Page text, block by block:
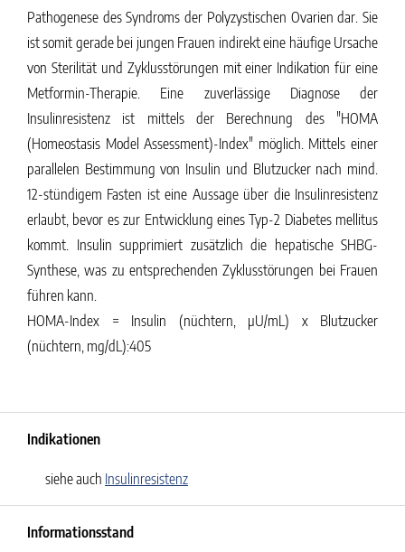
Pathogenese des Syndroms der Polyzystischen Ovarien dar. Sie
ist somit gerade bei jungen Frauen indirekt eine häufige Ursache
von Sterilität und Zyklusstörungen mit einer Indikation für eine
Metformin-Therapie. Eine zuverlässige Diagnose der
Insulinresistenz ist mittels der Berechnung des "HOMA
(Homeostasis Model Assessment)-Index" möglich. Mittels einer
parallelen Bestimmung von Insulin und Blutzucker nach mind.
12-stündigem Fasten ist eine Aussage über die Insulinresistenz
erlaubt, bevor es zur Entwicklung eines Typ-2 Diabetes mellitus
kommt. Insulin supprimiert zusätzlich die hepatische SHBG-
Synthese, was zu entsprechenden Zyklusstörungen bei Frauen
führen kann.
HOMA-Index = Insulin (nüchtern, µU/mL) x Blutzucker
(nüchtern, mg/dL):405
Indikationen
siehe auch Insulinresistenz
Informationsstand